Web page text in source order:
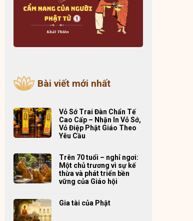
Bài viết mới nhất
Vỏ Sớ Trai Đàn Chẩn Tế
Cao Cấp – Nhận In Vỏ Sớ,
Vỏ Điệp Phật Giáo Theo
Yêu Cầu
Trên 70 tuổi – nghỉ ngơi:
Một chủ trương vì sự kế
thừa và phát triển bền
vững của Giáo hội
Gia tài của Phật